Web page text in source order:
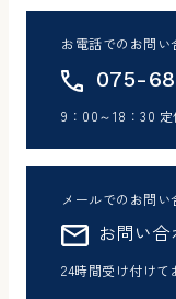
お電話でのお問い
075-
9：00～18：30
メールでのお問い
お問い
24時間受け付けて